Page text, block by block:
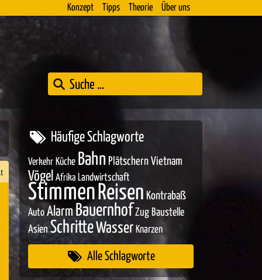
Konzept Tipps Theorie Über uns
Häufige Schlagworte
Verkehr Küche Bahn Plätschern Vietnam
Vögel Afrika Landwirtschaft
StimmenReisen Kontrabaß
Auto AlarmBauernhof Zug Baustelle
Asien SchritteWasser Knarzen
Alle Schlagworte